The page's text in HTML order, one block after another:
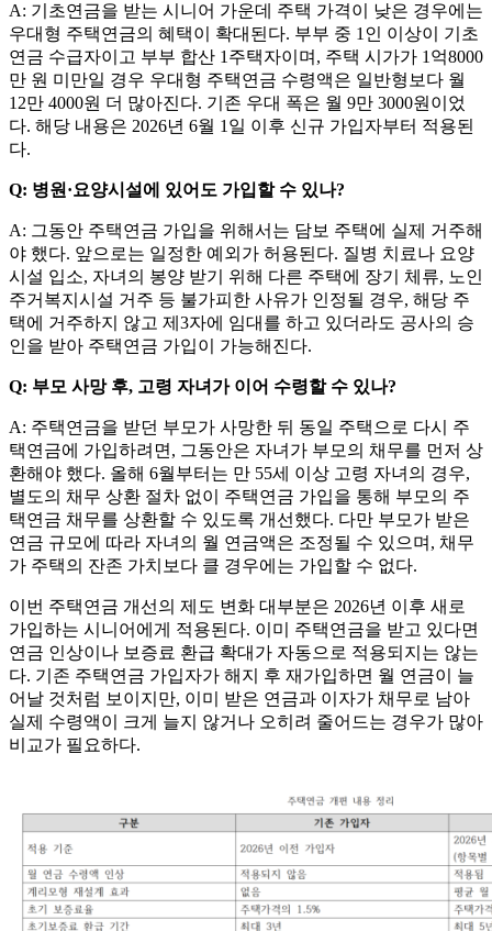
A: 기초연금을 받는 시니어 가운데 주택 가격이 낮은 경우에는
우대형 주택연금의 혜택이 확대된다. 부부 중 1인 이상이 기초
연금 수급자이고 부부 합산 1주택자이며, 주택 시가가 1억8000
만 원 미만일 경우 우대형 주택연금 수령액은 일반형보다 월
12만 4000원 더 많아진다. 기존 우대 폭은 월 9만 3000원이었
다. 해당 내용은 2026년 6월 1일 이후 신규 가입자부터 적용된
다.
Q: 병원·요양시설에 있어도 가입할 수 있나?
A: 그동안 주택연금 가입을 위해서는 담보 주택에 실제 거주해
야 했다. 앞으로는 일정한 예외가 허용된다. 질병 치료나 요양
시설 입소, 자녀의 봉양 받기 위해 다른 주택에 장기 체류, 노인
주거복지시설 거주 등 불가피한 사유가 인정될 경우, 해당 주
택에 거주하지 않고 제3자에 임대를 하고 있더라도 공사의 승
인을 받아 주택연금 가입이 가능해진다.
Q: 부모 사망 후, 고령 자녀가 이어 수령할 수 있나?
A: 주택연금을 받던 부모가 사망한 뒤 동일 주택으로 다시 주
택연금에 가입하려면, 그동안은 자녀가 부모의 채무를 먼저 상
환해야 했다. 올해 6월부터는 만 55세 이상 고령 자녀의 경우,
별도의 채무 상환 절차 없이 주택연금 가입을 통해 부모의 주
택연금 채무를 상환할 수 있도록 개선했다. 다만 부모가 받은
연금 규모에 따라 자녀의 월 연금액은 조정될 수 있으며, 채무
가 주택의 잔존 가치보다 클 경우에는 가입할 수 없다.
이번 주택연금 개선의 제도 변화 대부분은 2026년 이후 새로
가입하는 시니어에게 적용된다. 이미 주택연금을 받고 있다면
연금 인상이나 보증료 환급 확대가 자동으로 적용되지는 않는
다. 기존 주택연금 가입자가 해지 후 재가입하면 월 연금이 늘
어날 것처럼 보이지만, 이미 받은 연금과 이자가 채무로 남아
실제 수령액이 크게 늘지 않거나 오히려 줄어드는 경우가 많아
비교가 필요하다.